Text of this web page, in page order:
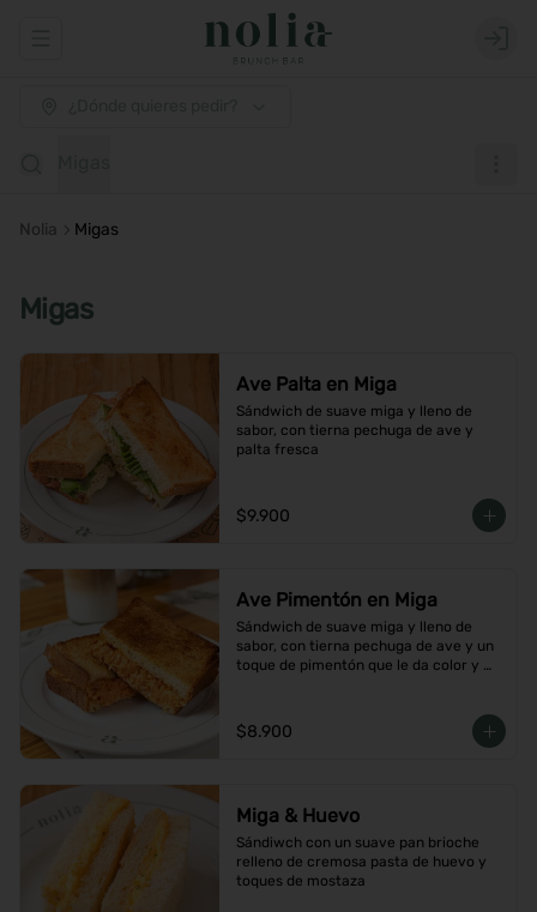
Abrir menu de navegación
Nolia Migas
Migas
Ave Palta en Miga
Sándwich de suave miga y lleno de
sabor, con tierna pechuga de ave y
palta fresca
$9.900
Ave Pimentón en Miga
Sándwich de suave miga y lleno de
sabor, con tierna pechuga de ave y un
toque de pimentón que le da color y
$8.900
Miga & Huevo
Sándiwch con un suave pan brioche
relleno de cremosa pasta de huevo y
toques de mostaza